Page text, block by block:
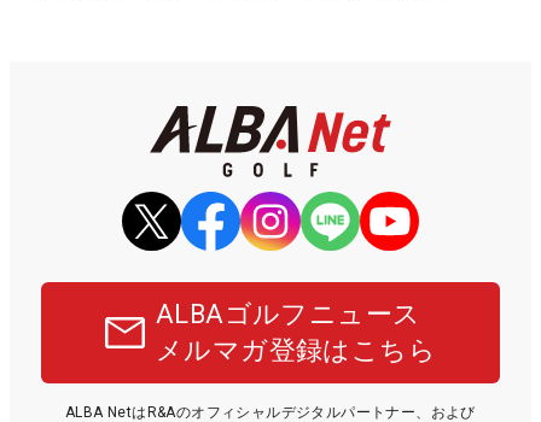
ALBAゴルフニュース
メルマガ登録はこちら
ALBA NetはR&Aのオフィシャルデジタルパートナー、および